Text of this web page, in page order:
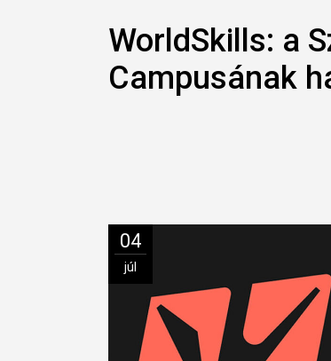
WorldSkills: a
Campusának
04
júl